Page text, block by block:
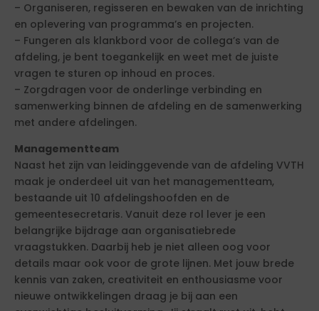
– Organiseren, regisseren en bewaken van de inrichting
en oplevering van programma’s en projecten.
– Fungeren als klankbord voor de collega’s van de
afdeling, je bent toegankelijk en weet met de juiste
vragen te sturen op inhoud en proces.
– Zorgdragen voor de onderlinge verbinding en
samenwerking binnen de afdeling en de samenwerking
met andere afdelingen.
Managementteam
Naast het zijn van leidinggevende van de afdeling VVTH
maak je onderdeel uit van het managementteam,
bestaande uit 10 afdelingshoofden en de
gemeentesecretaris. Vanuit deze rol lever je een
belangrijke bijdrage aan organisatiebrede
vraagstukken. Daarbij heb je niet alleen oog voor
details maar ook voor de grote lijnen. Met jouw brede
kennis van zaken, creativiteit en enthousiasme voor
nieuwe ontwikkelingen draag je bij aan een